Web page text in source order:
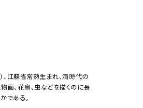
江蘇省常熟生まれ、清時代の
画、花鳥、虫などを描くのに長
である。